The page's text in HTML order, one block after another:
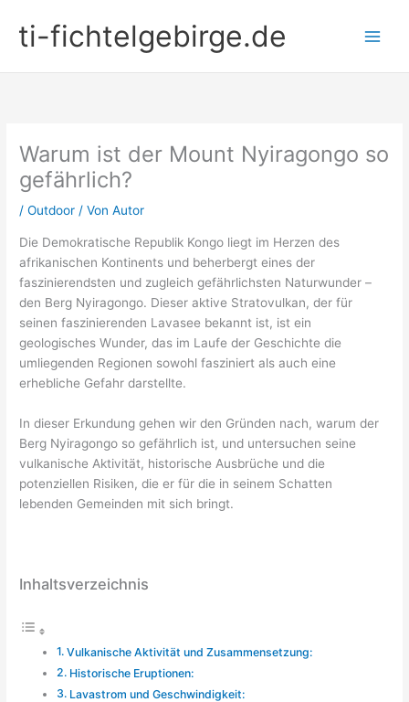
Inhalt
springenti-fichtelgebirge.de
Warum ist der Mount Nyiragongo so
gefährlich?
/Outdoor / VonAutor
Die Demokratische Republik Kongo liegt im Herzen des
afrikanischen Kontinents und beherbergt eines der
faszinierendsten und zugleich gefährlichsten Naturwunder –
den Berg Nyiragongo. Dieser aktive Stratovulkan, der für
seinen faszinierenden Lavasee bekannt ist, ist ein
geologisches Wunder, das im Laufe der Geschichte die
umliegenden Regionen sowohl fasziniert als auch eine
erhebliche Gefahr darstellte.
In dieser Erkundung gehen wir den Gründen nach, warum der
Berg Nyiragongo so gefährlich ist, und untersuchen seine
vulkanische Aktivität, historische Ausbrüche und die
potenziellen Risiken, die er für die in seinem Schatten
lebenden Gemeinden mit sich bringt.
Inhaltsverzeichnis
Vulkanische Aktivität und Zusammensetzung:
Historische Eruptionen:
Lavastrom und Geschwindigkeit: